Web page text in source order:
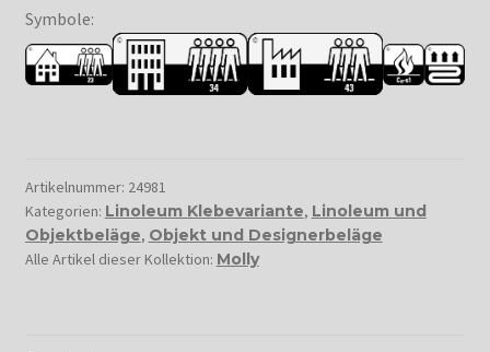
Symbole:
Artikelnummer: 24981
Kategorien: Linoleum Klebevariante, Linoleum und
Objektbeläge, Objekt und Designerbeläge
Alle Artikel dieser Kollektion: Molly